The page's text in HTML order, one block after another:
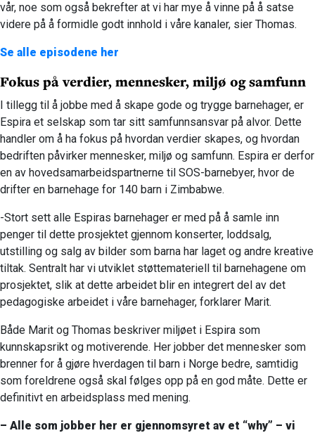
vår, noe som også bekrefter at vi har mye å vinne på å satse
videre på å formidle godt innhold i våre kanaler, sier Thomas.
Se alle episodene her
Fokus på verdier, mennesker, miljø og samfunn
I tillegg til å jobbe med å skape gode og trygge barnehager, er
Espira et selskap som tar sitt samfunnsansvar på alvor. Dette
handler om å ha fokus på hvordan verdier skapes, og hvordan
bedriften påvirker mennesker, miljø og samfunn. Espira er derfor
en av hovedsamarbeidspartnerne til SOS-barnebyer, hvor de
drifter en barnehage for 140 barn i Zimbabwe.
-Stort sett alle Espiras barnehager er med på å samle inn
penger til dette prosjektet gjennom konserter, loddsalg,
utstilling og salg av bilder som barna har laget og andre kreative
tiltak. Sentralt har vi utviklet støttemateriell til barnehagene om
prosjektet, slik at dette arbeidet blir en integrert del av det
pedagogiske arbeidet i våre barnehager, forklarer Marit.
Både Marit og Thomas beskriver miljøet i Espira som
kunnskapsrikt og motiverende. Her jobber det mennesker som
brenner for å gjøre hverdagen til barn i Norge bedre, samtidig
som foreldrene også skal følges opp på en god måte. Dette er
definitivt en arbeidsplass med mening.
– Alle som jobber her er gjennomsyret av et “why” – vi